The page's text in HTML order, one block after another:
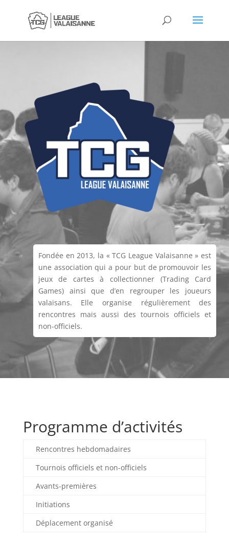
Fondée en 2013, la « TCG League Valaisanne » est
une association qui a pour but de promouvoir les
jeux de cartes à collectionner (Trading Card
Games) ainsi que d’en regrouper les joueurs
valaisans. Elle organise régulièrement des
rencontres mais aussi des tournois officiels et
non-officiels.
Programme d’activités
Rencontres hebdomadaires
Tournois officiels et non-officiels
Avants-premières
Initiations
Déplacement organisé